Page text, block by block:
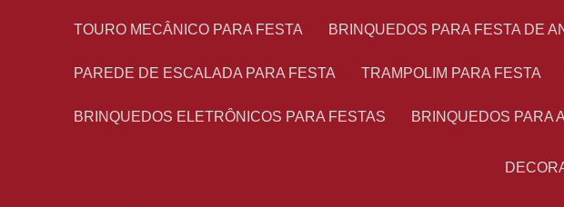
TOURO MECÂNICO PARA FESTA BRINQUEDOS PARA FESTA DE
PAREDE DE ESCALADA PARA FESTA TRAMPOLIM PARA FESTA
BRINQUEDOS ELETRÔNICOS PARA FESTAS BRINQUEDOS PARA